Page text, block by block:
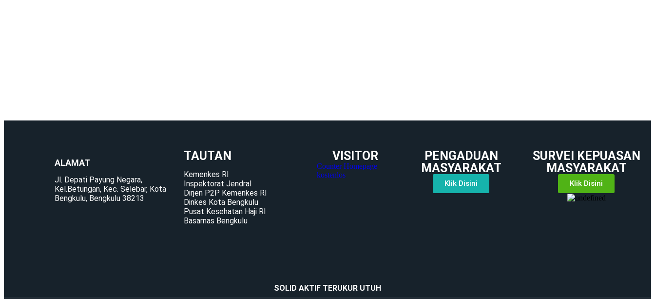
ALAMAT
Jl. Depati Payung Negara,
Kel.Betungan, Kec. Selebar, Kota
Bengkulu, Bengkulu 38213
TAUTAN
Kemenkes RI
Inspektorat Jendral
Dirjen P2P Kemenkes RI
Dinkes Kota Bengkulu
Pusat Kesehatan Haji RI
Basarnas Bengkulu
VISITOR
Counter Homepage
kostenlos
PENGADUAN
MASYARAKAT
Klik Disini
SURVEI KEPUASAN
MASYARAKAT
Klik Disini
SOLID AKTIF TERUKUR UTUH